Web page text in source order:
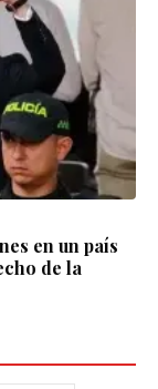
en un país
de la